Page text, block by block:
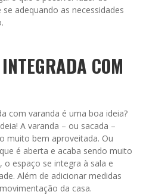
adequando as necessidades
COM
com varanda é uma boa ideia?
A varanda – ou sacada –
muito bem aproveitada. Ou
é aberta e acaba sendo muito
espaço se integra à sala e
Além de adicionar medidas
da casa.